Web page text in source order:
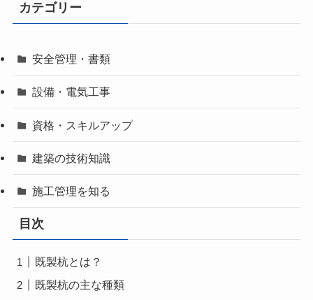
カテゴリー
安全管理・書類
設備・電気工事
資格・スキルアップ
建築の技術知識
施工管理を知る
目次
既製杭とは？
既製杭の主な種類